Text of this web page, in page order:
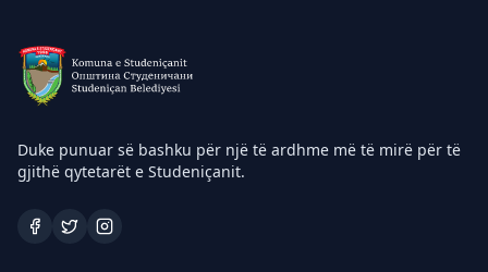
Duke punuar së bashku për një të ardhme më të mirë për të
gjithë qytetarët e Studeniçanit.